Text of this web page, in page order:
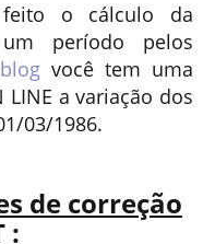
o cálculo da
período pelos
você tem uma
a variação dos
03/1986.
de correção
: